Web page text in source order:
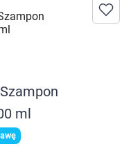
Szampon
ml